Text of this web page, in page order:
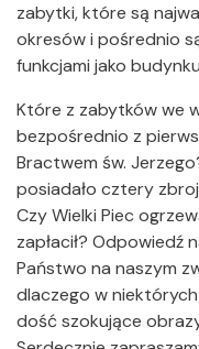
zabytki, które są
okresów i pośrednio
funkcjami jako
Które z zabytków we
bezpośrednio z
Bractwem św.
posiadało cztery
Czy Wielki Piec
zapłacił? Odpowiedź
Państwo na naszym
dlaczego w
dość szokujące